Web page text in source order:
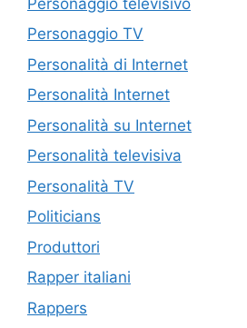
Personaggio TV
Personalità di Internet
Personalità Internet
Personalità su Internet
Personalità televisiva
Personalità TV
Politicians
Produttori
Rapper italiani
Rappers